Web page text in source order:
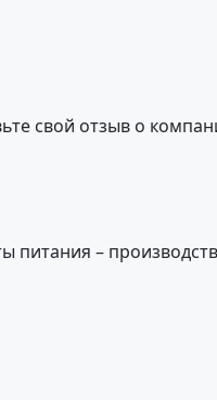
свой отзыв о
питания –